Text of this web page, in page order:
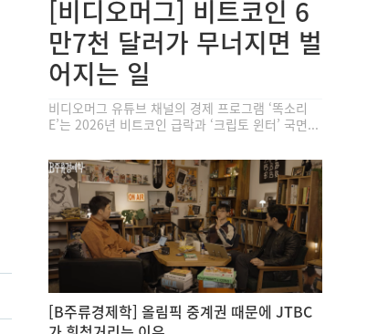
[비디오머그] 비트코인 6
만7천 달러가 무너지면 벌
어지는 일
비디오머그 유튜브 채널의 경제 프로그램 ‘똑소리
E’는 2026년 비트코인 급락과 ‘크립토 윈터’ 국면...
[B주류경제학] 올림픽 중계권 때문에 JTBC